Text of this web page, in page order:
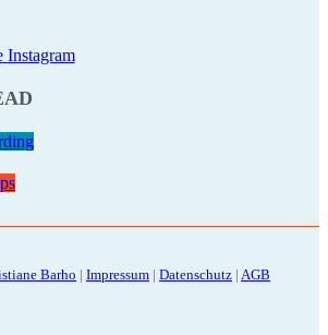
Instagram
Barho | Impressum | Datenschutz | AGB